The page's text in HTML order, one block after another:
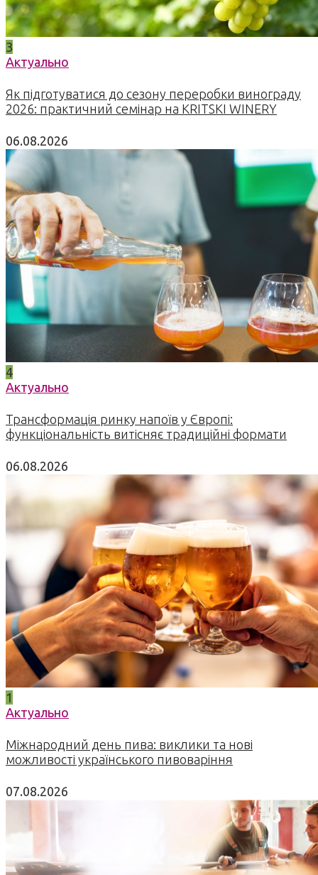
3
Актуально
Як підготуватися до сезону переробки винограду
2026: практичний семінар на KRITSKI WINERY
06.08.2026
4
Актуально
Трансформація ринку напоїв у Європі:
функціональність витісняє традиційні формати
06.08.2026
1
Актуально
Міжнародний день пива: виклики та нові
можливості українського пивоваріння
07.08.2026